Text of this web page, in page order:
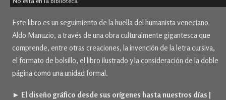
Este libro es un seguimiento de la huella del humanista veneciano
Aldo Manuzio, a través de una obra culturalmente gigantesca que
comprende, entre otras creaciones, la invención de la letra cursiva,
el formato de bolsillo, el libro ilustrado y la consideración de la doble
página como una unidad formal.
► El diseño gráfico desde sus orígenes hasta nuestros días |